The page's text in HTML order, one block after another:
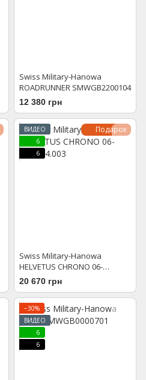
Swiss Military-Hanowa
ROADRUNNER SMWGB2200104
12 380 грн
Подарок
ВИДЕО
6
6
Swiss Military-Hanowa
HELVETUS CHRONO 06-
4316.04.003
20 670 грн
−30%
ВИДЕО
6
6